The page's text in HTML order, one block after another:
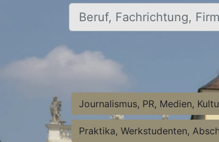
Beruf, Fachrichtung, Firma
Journalismus, PR, Medien,
Praktika, Werkstudenten,